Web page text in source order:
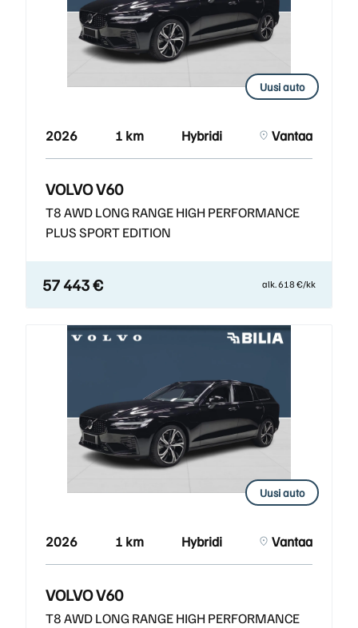
Uusi auto
2026 1 km Hybridi Vantaa
VOLVO V60
T8 AWD LONG RANGE HIGH PERFORMANCE
PLUS SPORT EDITION
57 443 € alk. 618 €/kk
Uusi auto
2026 1 km Hybridi Vantaa
VOLVO V60
T8 AWD LONG RANGE HIGH PERFORMANCE